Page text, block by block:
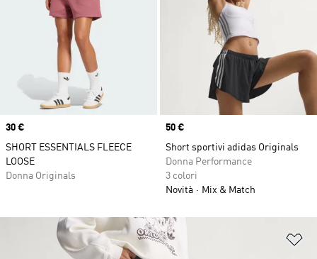
Price
30 €
SHORT ESSENTIALS FLEECE
LOOSE
Donna Originals
Price
50 €
Short sportivi adidas Originals
Donna Performance
3 colori
Novità
Mix & Match